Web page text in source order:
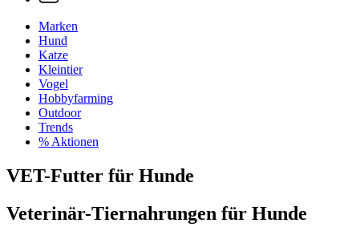
Marken
Hund
Katze
Kleintier
Vogel
Hobbyfarming
Outdoor
Trends
% Aktionen
VET-Futter für Hunde
Veterinär-Tiernahrungen für Hunde